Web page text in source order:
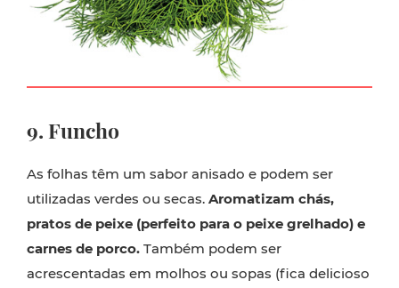
9. Funcho
As folhas têm um sabor anisado e podem ser
utilizadas verdes ou secas. Aromatizam chás,
pratos de peixe (perfeito para o peixe grelhado) e
carnes de porco. Também podem ser
acrescentadas em molhos ou sopas (fica delicioso